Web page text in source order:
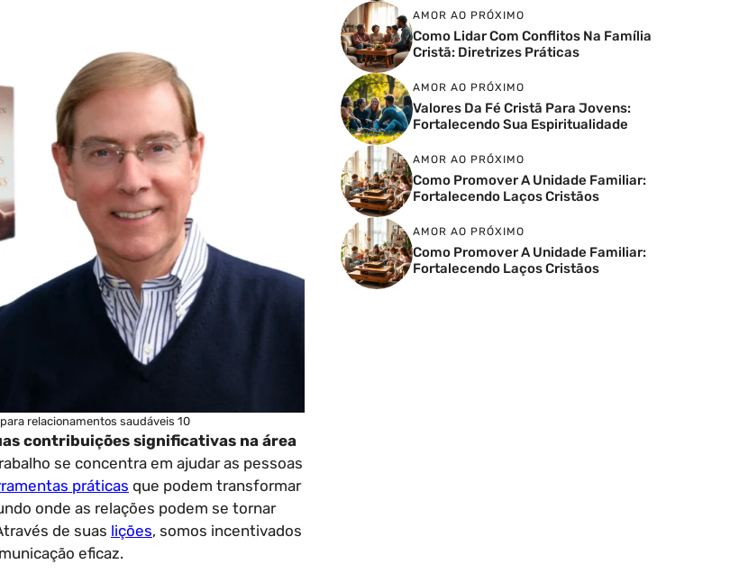
relacionamentos saudáveis 10
contribuições significativas na área
se concentra em ajudar as pessoas
práticas que podem transformar
onde as relações podem se tornar
de suas lições, somos incentivados
eficaz.
AMOR AO PRÓXIMO
Como Lidar Com Conflitos Na Família
Cristã: Diretrizes Práticas
AMOR AO PRÓXIMO
Valores Da Fé Cristã Para Jovens:
Fortalecendo Sua Espiritualidade
AMOR AO PRÓXIMO
Como Promover A Unidade Familiar:
Fortalecendo Laços Cristãos
AMOR AO PRÓXIMO
Como Promover A Unidade Familiar:
Fortalecendo Laços Cristãos